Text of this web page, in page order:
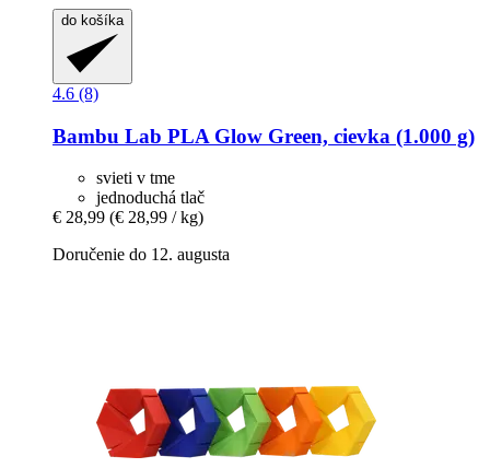
do košíka
4.6 (8)
Bambu Lab PLA Glow Green, cievka (1.000 g)
svieti v tme
jednoduchá tlač
€ 28,99 (€ 28,99 / kg)
Doručenie do 12. augusta